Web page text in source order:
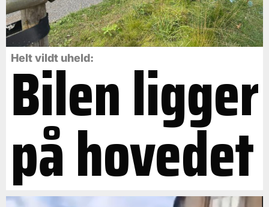
Helt vildt uheld:
Bilen ligger
på hovedet